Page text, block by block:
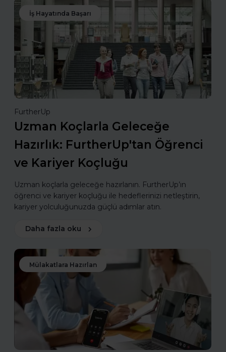
İş Hayatında Başarı
FurtherUp
Uzman Koçlarla Geleceğe
Hazırlık: FurtherUp'tan Öğrenci
ve Kariyer Koçluğu
Uzman koçlarla geleceğe hazırlanın. FurtherUp’ın
öğrenci ve kariyer koçluğu ile hedeflerinizi netleştirin,
kariyer yolculuğunuzda güçlü adımlar atın.
Daha fazla oku
Mülakatlara Hazırlan